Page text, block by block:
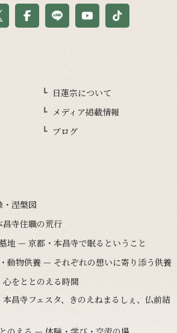
日蓮宗について
メディア掲載情報
ブログ
涅槃図
寺住職の荒行
地 — 京都・本昌寺で眠るということ
動物供養 — それぞれの想いに寄り添う供養
をととのえる時間
昌寺フェスタ、きのえねまるしぇ、仏前結